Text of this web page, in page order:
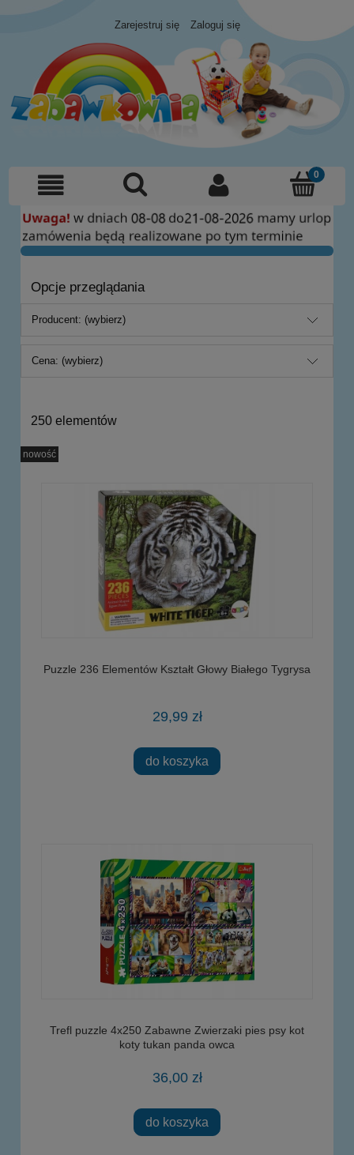
Zarejestruj się Zaloguj się
Opcje przeglądania
Producent: (wybierz)
Cena: (wybierz)
250 elementów
Puzzle 236 Elementów Kształt Głowy Białego Tygrysa
29,99 zł
do koszyka
nowość
Trefl puzzle 4x250 Zabawne Zwierzaki pies psy kot
koty tukan panda owca
36,00 zł
do koszyka